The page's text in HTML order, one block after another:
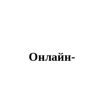
Онлайн-